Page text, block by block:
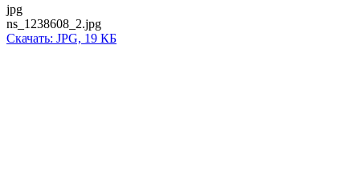
jpg
ns_1238608_2.jpg
Скачать: JPG, 19 КБ